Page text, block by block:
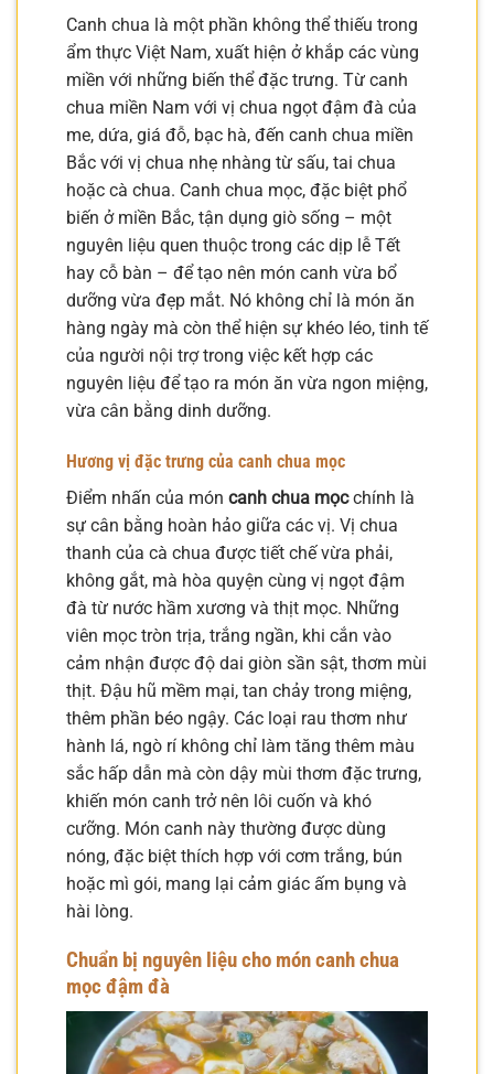
Canh chua là một phần không thể thiếu trong
ẩm thực Việt Nam, xuất hiện ở khắp các vùng
miền với những biến thể đặc trưng. Từ canh
chua miền Nam với vị chua ngọt đậm đà của
me, dứa, giá đỗ, bạc hà, đến canh chua miền
Bắc với vị chua nhẹ nhàng từ sấu, tai chua
hoặc cà chua. Canh chua mọc, đặc biệt phổ
biến ở miền Bắc, tận dụng giò sống – một
nguyên liệu quen thuộc trong các dịp lễ Tết
hay cỗ bàn – để tạo nên món canh vừa bổ
dưỡng vừa đẹp mắt. Nó không chỉ là món ăn
hàng ngày mà còn thể hiện sự khéo léo, tinh tế
của người nội trợ trong việc kết hợp các
nguyên liệu để tạo ra món ăn vừa ngon miệng,
vừa cân bằng dinh dưỡng.
Hương vị đặc trưng của canh chua mọc
Điểm nhấn của món canh chua mọcchính là
sự cân bằng hoàn hảo giữa các vị. Vị chua
thanh của cà chua được tiết chế vừa phải,
không gắt, mà hòa quyện cùng vị ngọt đậm
đà từ nước hầm xương và thịt mọc. Những
viên mọc tròn trịa, trắng ngần, khi cắn vào
cảm nhận được độ dai giòn sần sật, thơm mùi
thịt. Đậu hũ mềm mại, tan chảy trong miệng,
thêm phần béo ngậy. Các loại rau thơm như
hành lá, ngò rí không chỉ làm tăng thêm màu
sắc hấp dẫn mà còn dậy mùi thơm đặc trưng,
khiến món canh trở nên lôi cuốn và khó
cưỡng. Món canh này thường được dùng
nóng, đặc biệt thích hợp với cơm trắng, bún
hoặc mì gói, mang lại cảm giác ấm bụng và
hài lòng.
Chuẩn bị nguyên liệu cho món canh chua
mọc đậm đà